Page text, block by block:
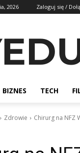
2026 Zaloguj się /
BIZNES TECH
Zdrowie Chirurg na NFZ